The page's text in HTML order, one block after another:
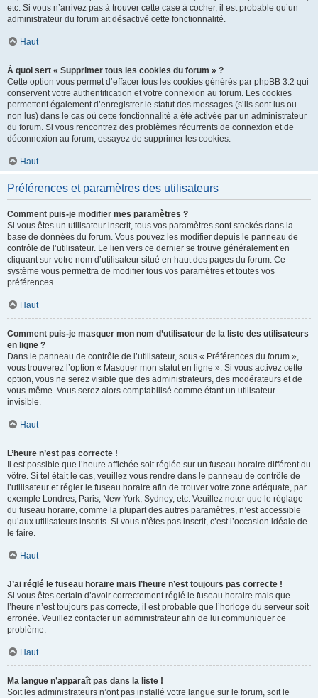
etc. Si vous n’arrivez pas à trouver cette case à cocher, il est probable qu’un
administrateur du forum ait désactivé cette fonctionnalité.
Haut
À quoi sert « Supprimer tous les cookies du forum » ?
Cette option vous permet d’effacer tous les cookies générés par phpBB 3.2 qui
conservent votre authentification et votre connexion au forum. Les cookies
permettent également d’enregistrer le statut des messages (s’ils sont lus ou
non lus) dans le cas où cette fonctionnalité a été activée par un administrateur
du forum. Si vous rencontrez des problèmes récurrents de connexion et de
déconnexion au forum, essayez de supprimer les cookies.
Haut
Préférences et paramètres des utilisateurs
Comment puis-je modifier mes paramètres ?
Si vous êtes un utilisateur inscrit, tous vos paramètres sont stockés dans la
base de données du forum. Vous pouvez les modifier depuis le panneau de
contrôle de l’utilisateur. Le lien vers ce dernier se trouve généralement en
cliquant sur votre nom d’utilisateur situé en haut des pages du forum. Ce
système vous permettra de modifier tous vos paramètres et toutes vos
préférences.
Haut
Comment puis-je masquer mon nom d’utilisateur de la liste des utilisateurs
en ligne ?
Dans le panneau de contrôle de l’utilisateur, sous « Préférences du forum »,
vous trouverez l’option « Masquer mon statut en ligne ». Si vous activez cette
option, vous ne serez visible que des administrateurs, des modérateurs et de
vous-même. Vous serez alors comptabilisé comme étant un utilisateur
invisible.
Haut
L’heure n’est pas correcte !
Il est possible que l’heure affichée soit réglée sur un fuseau horaire différent du
vôtre. Si tel était le cas, veuillez vous rendre dans le panneau de contrôle de
l’utilisateur et régler le fuseau horaire afin de trouver votre zone adéquate, par
exemple Londres, Paris, New York, Sydney, etc. Veuillez noter que le réglage
du fuseau horaire, comme la plupart des autres paramètres, n’est accessible
qu’aux utilisateurs inscrits. Si vous n’êtes pas inscrit, c’est l’occasion idéale de
le faire.
Haut
J’ai réglé le fuseau horaire mais l’heure n’est toujours pas correcte !
Si vous êtes certain d’avoir correctement réglé le fuseau horaire mais que
l’heure n’est toujours pas correcte, il est probable que l’horloge du serveur soit
erronée. Veuillez contacter un administrateur afin de lui communiquer ce
problème.
Haut
Ma langue n’apparaît pas dans la liste !
Soit les administrateurs n’ont pas installé votre langue sur le forum, soit le